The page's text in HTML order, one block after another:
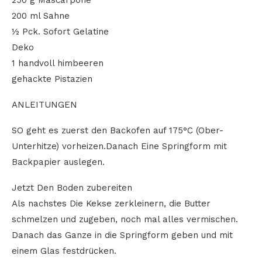
200 ml Sahne
½ Pck. Sofort Gelatine
Deko
1 handvoll himbeeren
gehackte Pistazien
ANLEITUNGEN
SO geht es zuerst den Backofen auf 175°C (Ober-
Unterhitze) vorheizen.Danach Eine Springform mit
Backpapier auslegen.
Jetzt Den Boden zubereiten
Als nachstes Die Kekse zerkleinern, die Butter
schmelzen und zugeben, noch mal alles vermischen.
Danach das Ganze in die Springform geben und mit
einem Glas festdrücken.